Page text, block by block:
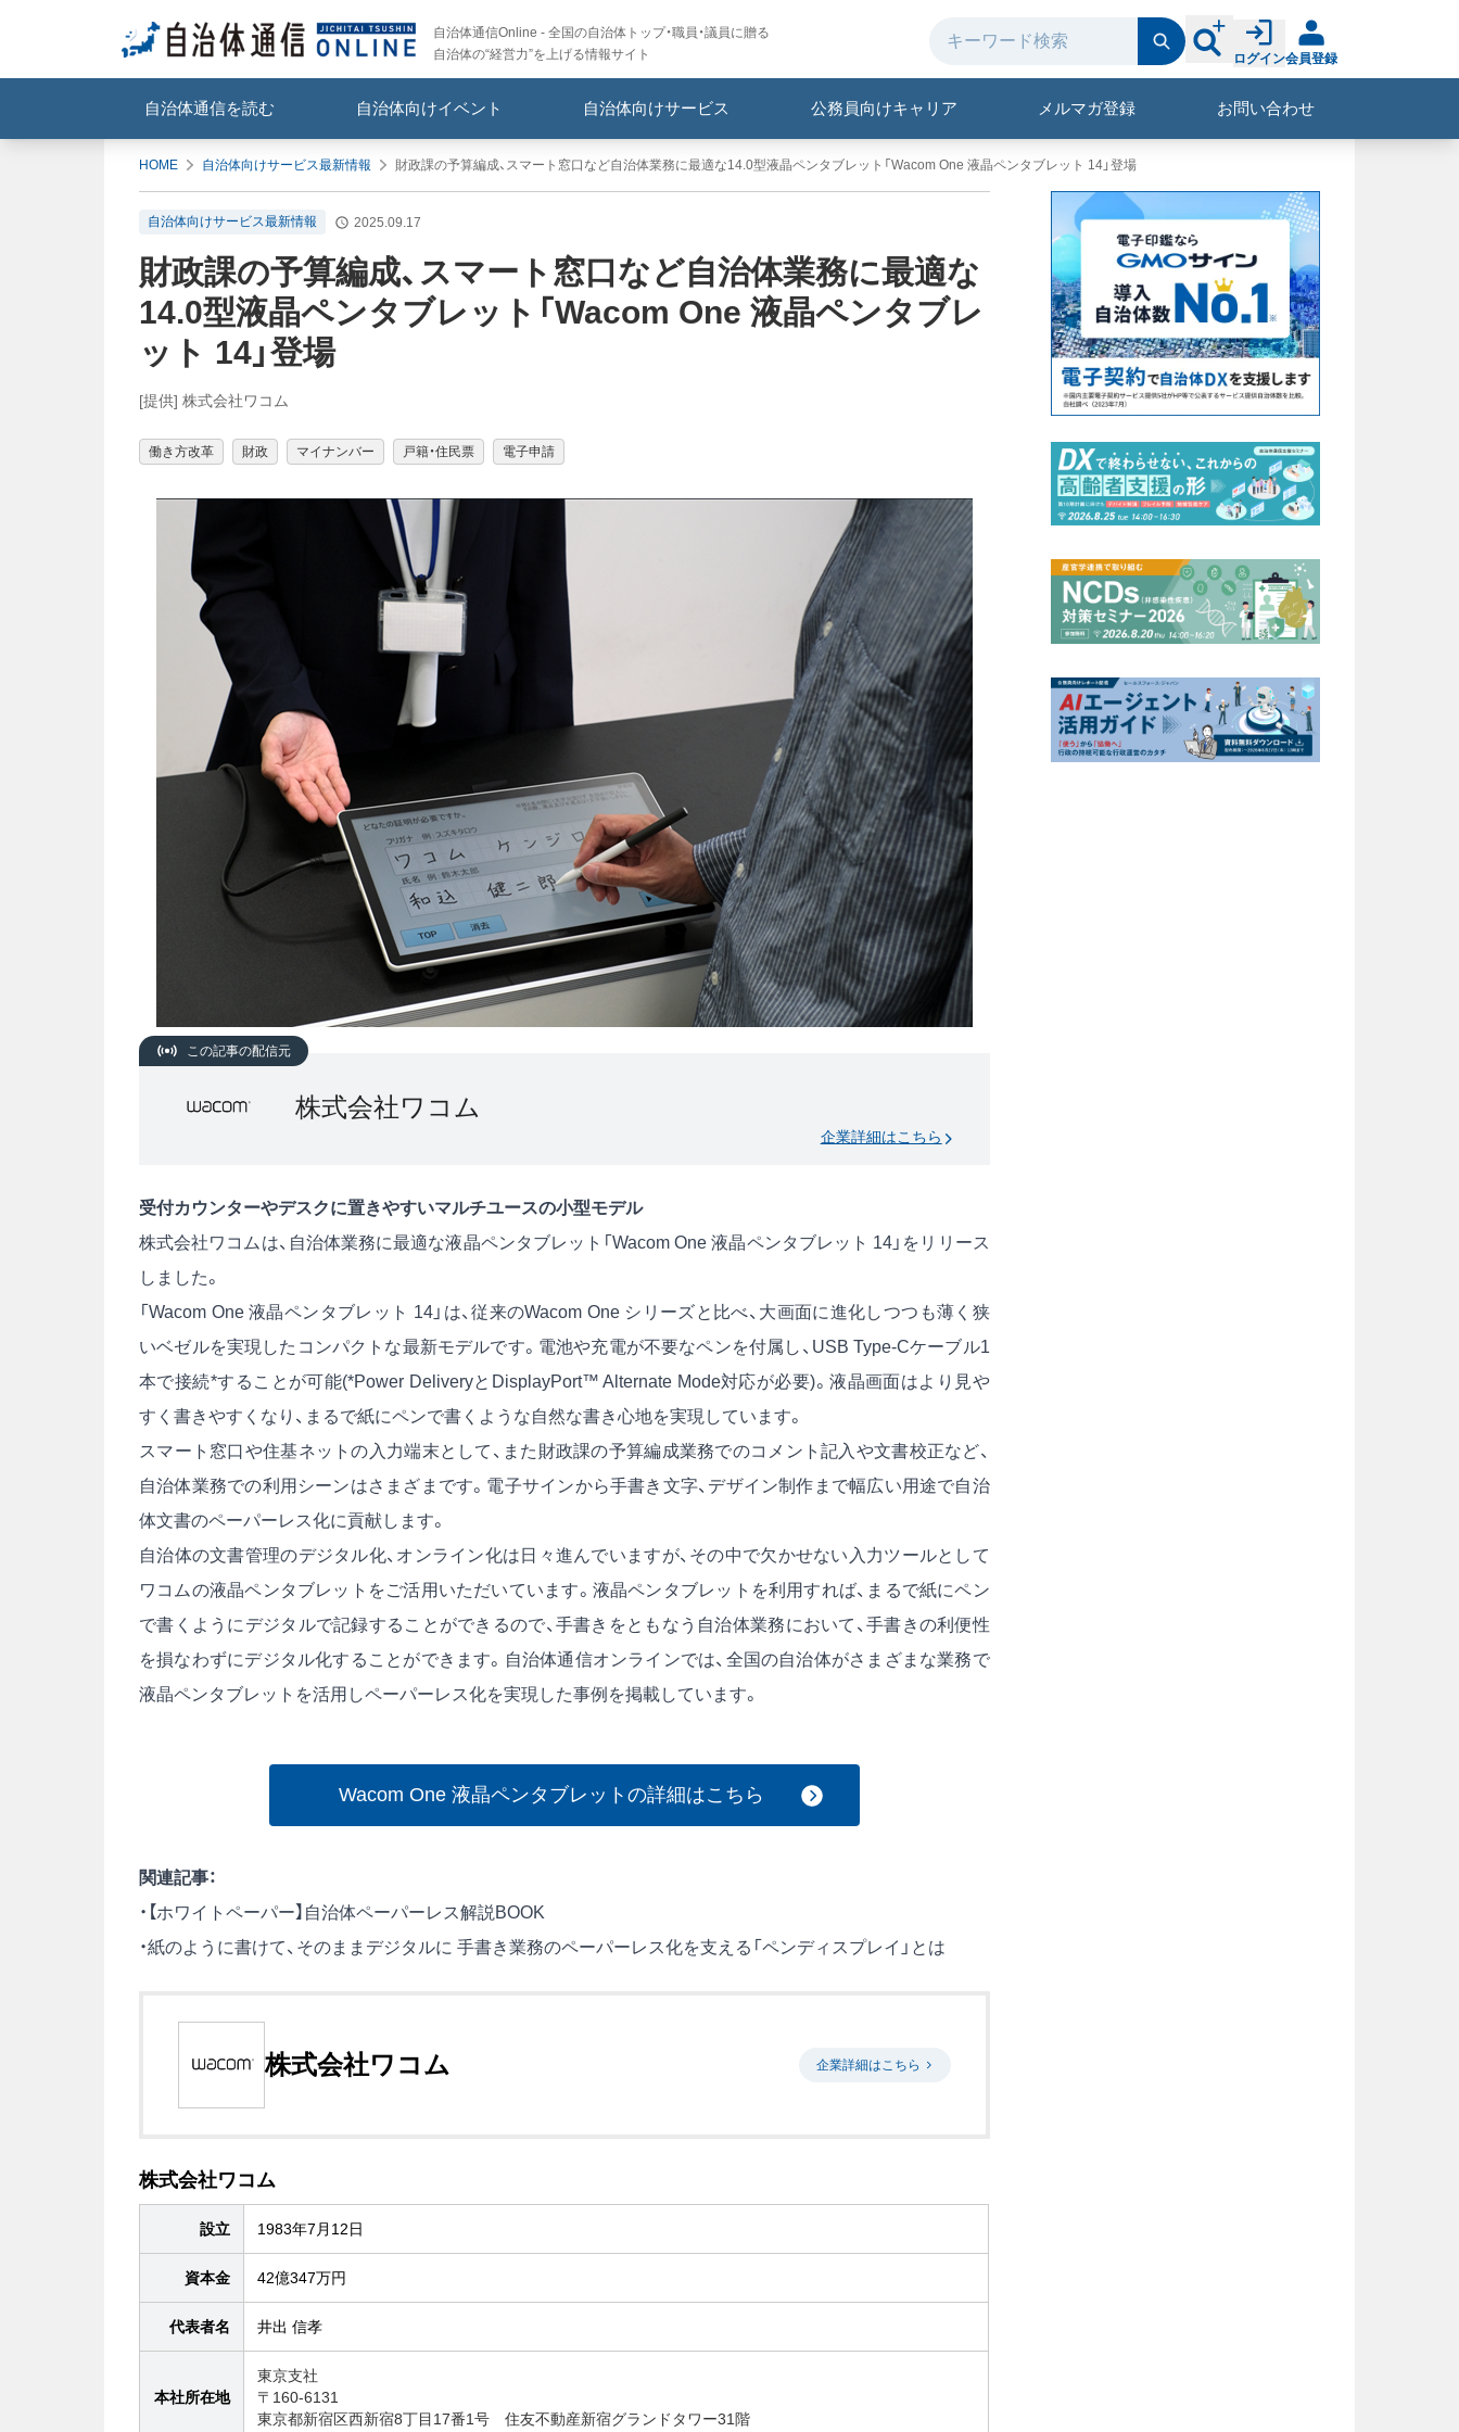
自治体通信Online - 全国の自治体トップ・職員・議員に贈る
自治体の“経営力”を上げる情報サイト
ログイン会員登録
自治体通信を読む 自治体向けイベント 自治体向けサービス 公務員向けキャリア メルマガ登録 お問い合わせ
HOME 自治体向けサービス最新情報 財政課の予算編成、スマート窓口など自治体業務に最適な14.0型液晶ペンタブレット「Wacom One 液晶ペンタブレット 14」登場
自治体向けサービス最新情報 2025.09.17
財政課の予算編成、スマート窓口など自治体業務に最適な
14.0型液晶ペンタブレット「Wacom One 液晶ペンタブレ
ット 14」登場
[提供] 株式会社ワコム
働き方改革 財政 マイナンバー 戸籍・住民票 電子申請
この記事の配信元
株式会社ワコム
企業詳細はこちら
受付カウンターやデスクに置きやすいマルチユースの小型モデル
株式会社ワコムは、自治体業務に最適な液晶ペンタブレット「Wacom One 液晶ペンタブレット 14」をリリース
しました。
「Wacom One 液晶ペンタブレット 14」は、従来のWacom One シリーズと比べ、大画面に進化しつつも薄く狭
いベゼルを実現したコンパクトな最新モデルです。電池や充電が不要なペンを付属し、USB Type-Cケーブル1
本で接続*することが可能(*Power DeliveryとDisplayPort™ Alternate Mode対応が必要)。液晶画面はより見や
すく書きやすくなり、まるで紙にペンで書くような自然な書き心地を実現しています。
スマート窓口や住基ネットの入力端末として、また財政課の予算編成業務でのコメント記入や文書校正など、
自治体業務での利用シーンはさまざまです。電子サインから手書き文字、デザイン制作まで幅広い用途で自治
体文書のペーパーレス化に貢献します。
自治体の文書管理のデジタル化、オンライン化は日々進んでいますが、その中で欠かせない入力ツールとして
ワコムの液晶ペンタブレットをご活用いただいています。液晶ペンタブレットを利用すれば、まるで紙にペン
で書くようにデジタルで記録することができるので、手書きをともなう自治体業務において、手書きの利便性
を損なわずにデジタル化することができます。自治体通信オンラインでは、全国の自治体がさまざまな業務で
液晶ペンタブレットを活用しペーパーレス化を実現した事例を掲載しています。
Wacom One 液晶ペンタブレットの詳細はこちら
関連記事：
・ 【ホワイトペーパー】自治体ペーパーレス解説BOOK
・紙のように書けて、そのままデジタルに 手書き業務のペーパーレス化を支える「ペンディスプレイ」とは
株式会社ワコム 企業詳細はこちら
株式会社ワコム
設立 1983年7月12日
資本金 42億347万円
代表者名 井出 信孝
本社所在地
東京支社
〒160-6131
東京都新宿区西新宿8丁目17番1号 住友不動産新宿グランドタワー31階